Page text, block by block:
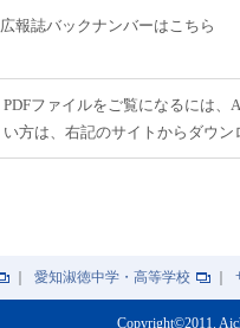
広報誌バックナンバーはこちら
PDFファイルをご覧になるには、
い方は、右記のサイトからダウ
愛知淑徳中学・高等学校
Copyright©2011.